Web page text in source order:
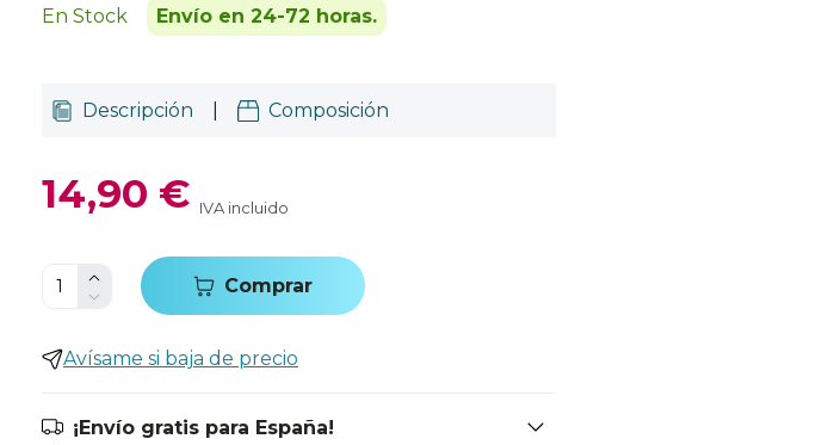
En Stock Envío en 24-72 horas.
Descripción Composición
14,90 € IVA incluido
Comprar
Avísame si baja de precio
¡Envío gratis para España!